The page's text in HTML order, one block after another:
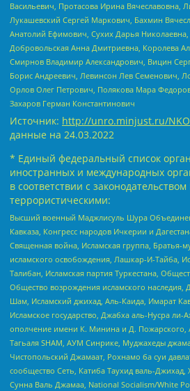
Васильевич, Протасова Ирина Вячеславовна,
Лукашевский Сергей Маркович, Бахмин
Анатолий Ефимович, Сухих Дарья
Добровольская Анна Дмитриевна, Королева
Смирнов Владимир Александрович, Вицин
Борис Андреевич, Левинсон Лев Семенович,
Орлов Олег Петрович, Полякова Мара
Захаров Герман Константинович
Источник: http://unro.minjust.ru/
данные на 24.03.2022
* Единый федеральный список
иностранных и международных
в соответствии с
террористическими:
Высший военный Маджлисуль Шура
Кавказа, Конгресс народов Ичкерии и
Священная война, Исламская группа, Братья-
исламского освобождения, Лашкар-И-Тайба,
Талибан, Исламская партия Туркестана,
Общество возрождения исламского наследия,
Шам, Исламский джихад, Аль-Каида, Имарат
Исламское государство, Джабха аль-Нусра
ополчение имени К. Минина и Д. Пожарского,
Тагьаля SHAM, АУМ Синрике, Муджахеды
Чистопольский Джамаат, Рохнамо ба суи
сообщество Сеть, Катиба Таухид валь-
Сунна Валь Джамаа, National Socialism/White